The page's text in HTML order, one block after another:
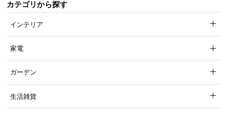
カテゴリから探す
インテリア
家電
ガーデン
生活雑貨